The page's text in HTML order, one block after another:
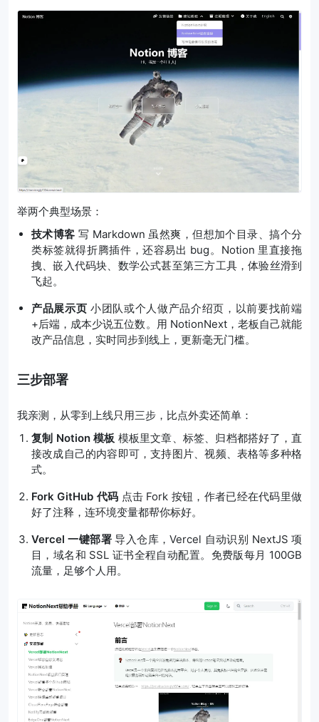
举两个典型场景：
技术博客 写 Markdown 虽然爽，但想加个目录、搞个分
类标签就得折腾插件，还容易出 bug。Notion 里直接拖
拽、嵌入代码块、数学公式甚至第三方工具，体验丝滑到
飞起。
产品展示页 小团队或个人做产品介绍页，以前要找前端
+后端，成本少说五位数。用 NotionNext，老板自己就能
改产品信息，实时同步到线上，更新毫无门槛。
三步部署
我亲测，从零到上线只用三步，比点外卖还简单：
复制 Notion 模板 模板里文章、标签、归档都搭好了，直
接改成自己的内容即可，支持图片、视频、表格等多种格
式。
Fork GitHub 代码 点击 Fork 按钮，作者已经在代码里做
好了注释，连环境变量都帮你标好。
Vercel 一键部署 导入仓库，Vercel 自动识别 NextJS 项
目，域名和 SSL 证书全程自动配置。免费版每月 100GB
流量，足够个人用。